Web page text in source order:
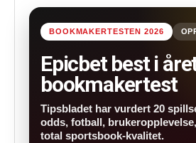
BOOKMAKERTESTEN 2026
Epicbet best i
bookmakertest
Tipsbladet har vurdert 20
odds, fotball,
total sportsbook-kvalitet.